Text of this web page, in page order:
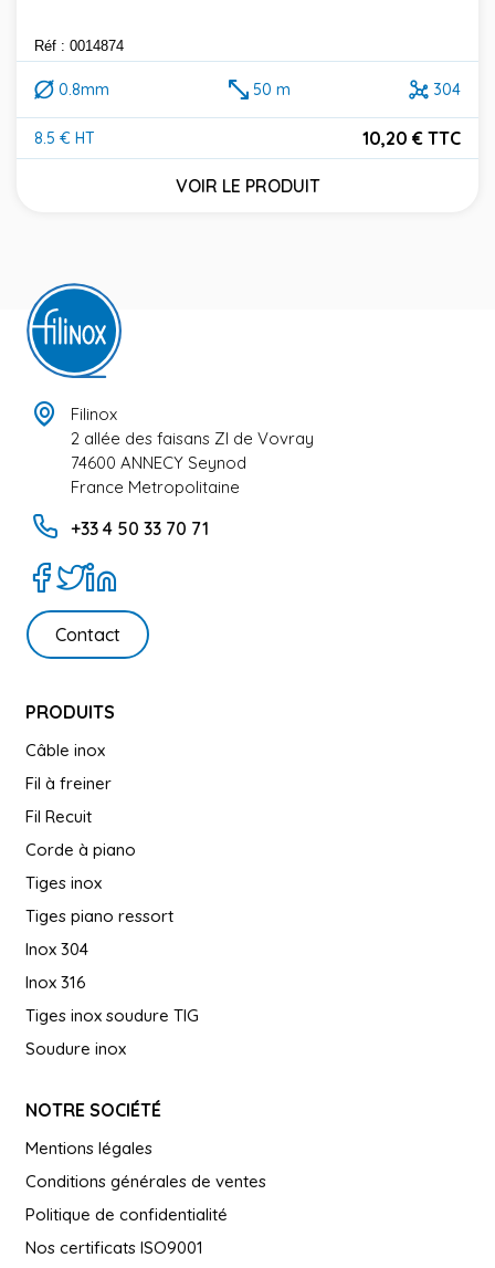
Réf : 0014874
0.8mm 50 m 304
8.5 € HT
Prix
10,20 € TTC
VOIR LE PRODUIT
Filinox
2 allée des faisans ZI de Vovray
74600 ANNECY Seynod
France Metropolitaine
+33 4 50 33 70 71
Contact
PRODUITS
Câble inox
Fil à freiner
Fil Recuit
Corde à piano
Tiges inox
Tiges piano ressort
Inox 304
Inox 316
Tiges inox soudure TIG
Soudure inox
NOTRE SOCIÉTÉ
Mentions légales
Conditions générales de ventes
Politique de confidentialité
Nos certificats ISO9001